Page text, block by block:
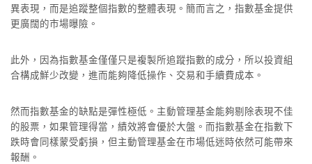
異表現，而是追蹤整個指數的整體表現。簡而言之，指數基金提供
更廣闊的市場曝險。
此外，因為指數基金僅僅只是複製所追蹤指數的成分，所以投資組
合構成鮮少改變，進而能夠降低操作、交易和手續費成本。
然而指數基金的缺點是彈性極低。主動管理基金能夠剔除表現不佳
的股票，如果管理得當，績效將會優於大盤。而指數基金在指數下
跌時會同樣蒙受虧損，但主動管理基金在市場低迷時依然可能帶來
報酬。